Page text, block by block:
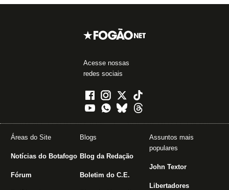
Acesse nossas
redes sociais
Áreas do Site
Notícias do Botafogo
Fórum
Blogs
Blog da Redação
Boletim do C.E.
Assuntos mais
populares
John Textor
Libertadores